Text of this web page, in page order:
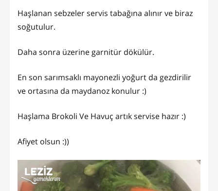
Haşlanan sebzeler servis tabağına alınır ve biraz
soğutulur.
Daha sonra üzerine garnitür dökülür.
En son sarımsaklı mayonezli yoğurt da gezdirilir
ve ortasına da maydanoz konulur :)
Haşlama Brokoli Ve Havuç artık servise hazır :)
Afiyet olsun :))